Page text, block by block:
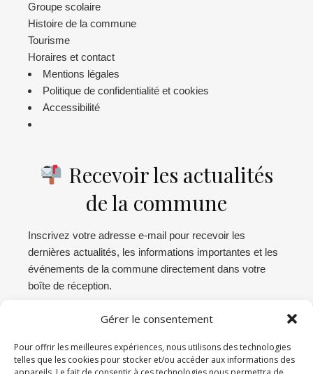
Gérer le consentement
Pour offrir les meilleures expériences, nous utilisons des technologies
telles que les cookies pour stocker et/ou accéder aux informations des
Groupe scolaire
Histoire de la commune
Tourisme
Horaires et contact
Mentions légales
Politique de confidentialité et cookies
Accessibilité
Recevoir les actualités
de la commune
Inscrivez votre adresse e-mail pour recevoir les
dernières actualités, les informations importantes et les
événements de la commune directement dans votre
boîte de réception.
Abonnez-vous